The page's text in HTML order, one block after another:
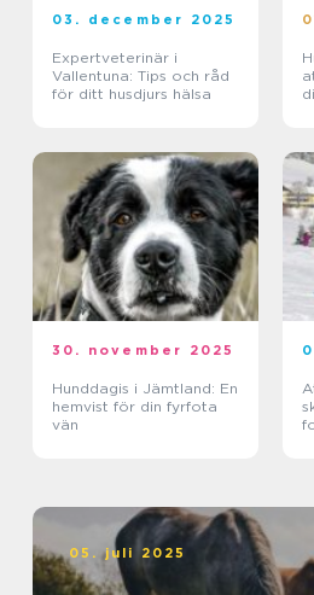
03. december 2025
Expertveterinär i
Vallentuna: Tips och råd
för ditt husdjurs hälsa
30. november 2025
Hunddagis i Jämtland: En
hemvist för din fyrfota
vän
05. juli 2025